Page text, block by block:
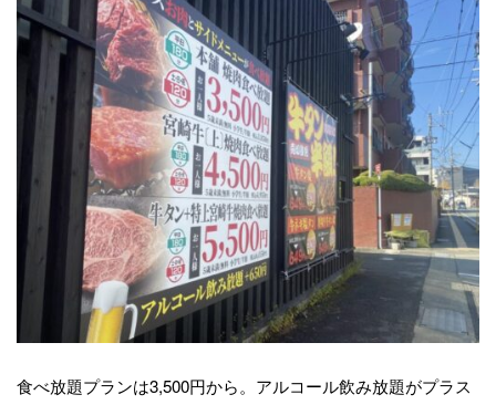
食べ放題プランは3,500円から。アルコール飲み放題がプラス